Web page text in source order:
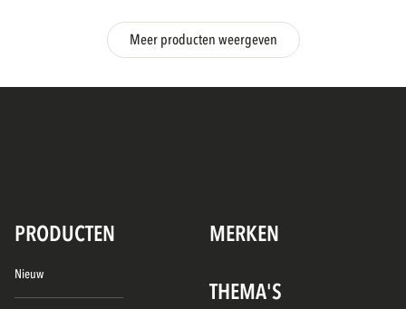
Meer producten weergeven
PRODUCTEN MERKEN
Nieuw
THEMA'S